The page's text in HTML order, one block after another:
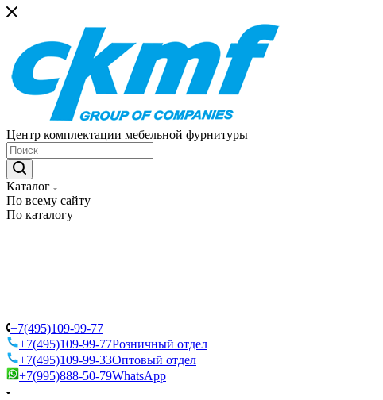
Центр комплектации мебельной фурнитуры
Каталог
По всему сайту
По каталогу
+7(495)109-99-77
+7(495)109-99-77Розничный отдел
+7(495)109-99-33Оптовый отдел
+7(995)888-50-79WhatsApp